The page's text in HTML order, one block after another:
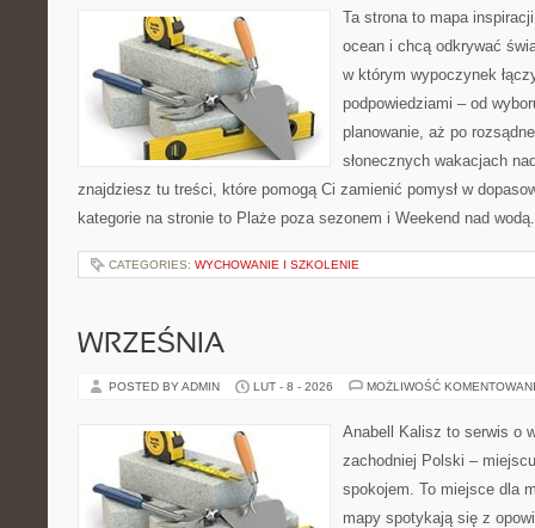
Ta strona to mapa
ocean i chcą odkrywać
w którym wypoczynek
podpowiedziami – od
planowanie, aż po
słonecznych wakacjach
znajdziesz tu treści, które pomogą Ci zamienić pomysł w
kategorie na stronie to Plaże poza sezonem i Weekend nad
CATEGORIES: WYCHOWANIE I SZKOLENIE
WRZEŚNIA
POSTED BY ADMIN LUT - 8 - 2026 MOŻLIWOŚĆ
Anabell Kalisz to serwis o
zachodniej Polski –
spokojem. To miejsce dla
mapy spotykają się z